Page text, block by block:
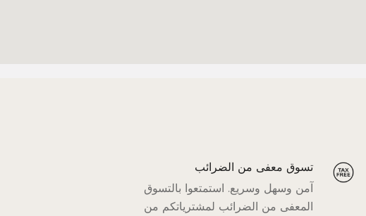
تسوق معفى من الضرائب
آمن وسهل وسريع. استمتعوا بالتسوق
المعفى من الضرائب لمشترياتكم من